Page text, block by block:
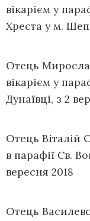
вікарієм у
Хреста у м.
Отець
вікарієм у
Дунаївці, з 2
Отець Віталій
в парафії Св.
вересня 2018
Отець